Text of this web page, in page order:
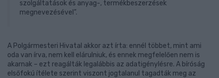
szolgáltatások és anyag-, termékbeszerzések
megnevezésével”.
A Polgármesteri Hivatal akkor azt írta: ennél többet, mint ami
oda van írva, nem kell elárulniuk, és ennek megfelelően nem is
akarnak – ezt reagálták legalábbis az adatigénylésre. A bíróság
elsőfokú ítélete szerint viszont jogtalanul tagadták meg az